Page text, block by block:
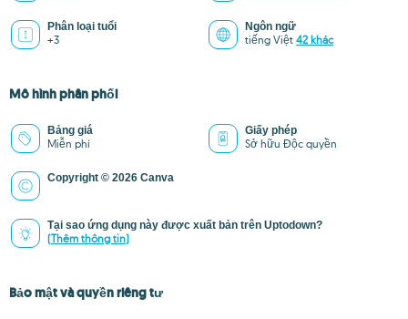
Phân loại tuổi
+3
Ngôn ngữ
tiếng Việt 42 khác
Mô hình phân phối
Bảng giá
Miễn phí
Giấy phép
Sở hữu Độc quyền
Copyright © 2026 Canva
Tại sao ứng dụng này được xuất bản trên Uptodown?
(Thêm thông tin)
Bảo mật và quyền riêng tư